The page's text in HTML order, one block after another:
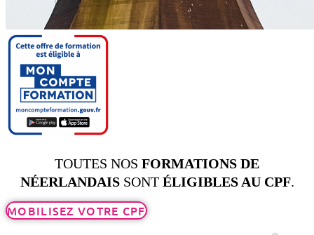
TOUTES NOS FORMATIONS DE
NÉERLANDAISSONT ÉLIGIBLES AU CPF.
MOBILISEZ VOTRE CPF